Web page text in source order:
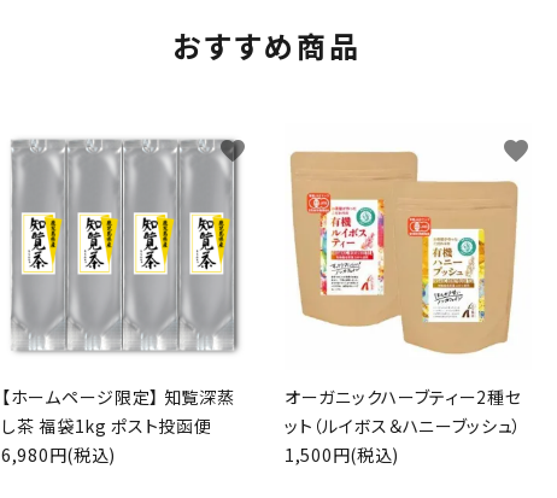
おすすめ商品
【ホームページ限定】 知覧深蒸
し茶 福袋1kg ポスト投函便
6,980円(税込)
favorite
オーガニックハーブティー2種セ
ット（ルイボス＆ハニーブッシュ）
1,500円(税込)
favorite